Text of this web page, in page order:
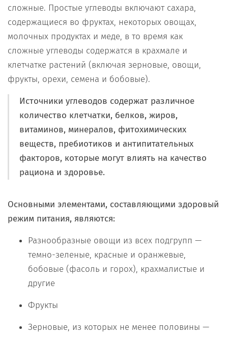
сложные. Простые углеводы включают сахара,
содержащиеся во фруктах, некоторых овощах,
молочных продуктах и ​​меде, в то время как
сложные углеводы содержатся в крахмале и
клетчатке растений (включая зерновые, овощи,
фрукты, орехи, семена и бобовые).
Источники углеводов содержат различное
количество клетчатки, белков, жиров,
витаминов, минералов, фитохимических
веществ, пребиотиков и антипитательных
факторов, которые могут влиять на качество
рациона и здоровье.
Основными элементами, составляющими здоровый
режим питания, являются:
Разнообразные овощи из всех подгрупп —
темно-зеленые, красные и оранжевые,
бобовые (фасоль и горох), крахмалистые и
другие
Фрукты
Зерновые, из которых не менее половины —